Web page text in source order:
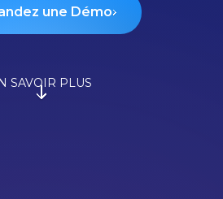
une Démo
SAVOIR PLUS